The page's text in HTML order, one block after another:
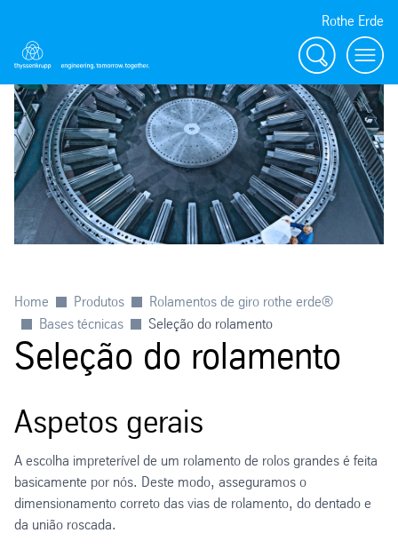
Rothe Erde
Procurar
Home Produtos
Rolamentos de giro rothe erde®
Bases técnicas
Seleção do rolamento
Seleção do rolamento
Aspetos gerais
A escolha impreterível de um rolamento de rolos grandes é feita
basicamente por nós. Deste modo, asseguramos o
dimensionamento correto das vias de rolamento, do dentado e
da união roscada.